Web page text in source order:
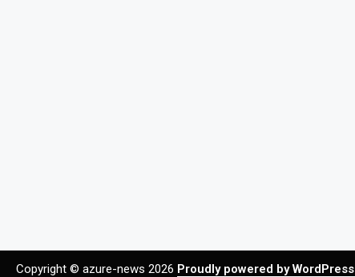
Copyright © azure-news 2026 Proudly powered by WordPress